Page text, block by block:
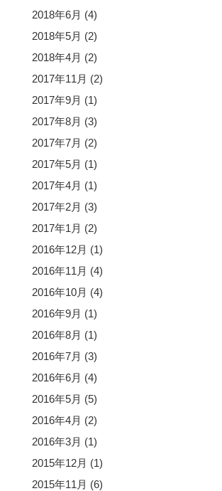
2018年6月 (4)
2018年5月 (2)
2018年4月 (2)
2017年11月 (2)
2017年9月 (1)
2017年8月 (3)
2017年7月 (2)
2017年5月 (1)
2017年4月 (1)
2017年2月 (3)
2017年1月 (2)
2016年12月 (1)
2016年11月 (4)
2016年10月 (4)
2016年9月 (1)
2016年8月 (1)
2016年7月 (3)
2016年6月 (4)
2016年5月 (5)
2016年4月 (2)
2016年3月 (1)
2015年12月 (1)
2015年11月 (6)